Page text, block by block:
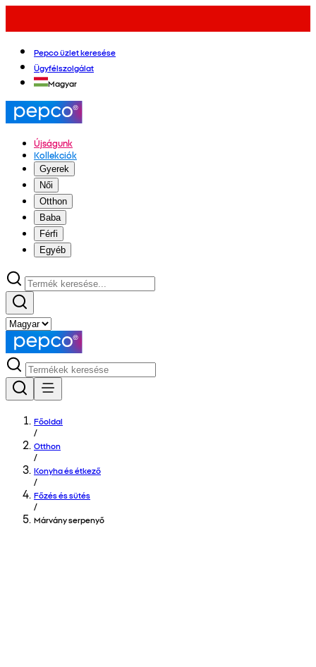
Pepco üzlet keresése
Ügyfélszolgálat
Magyar
Újságunk
Kollekciók
Gyerek
Női
Otthon
Baba
Férfi
Egyéb
Főoldal
/
Otthon
/
Konyha és étkező
/
Főzés és sütés
/
Márvány serpenyő